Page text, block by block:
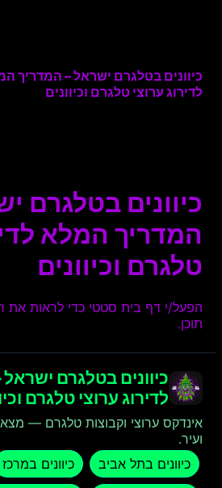
כיוונים בטלגרם ישראל – המדריך
לדירוג ערוצי טלגרם וכיוונים
כיוונים בטלגרם
המדריך המלא
טלגרם וכיוונים
הפעל/י דף בית סטטי כדי לראות את
תוכן.
כיוונים בטלגרם
לדירוג ערוצי טלגרם
אינדקס ערוצי וקבוצות טלגרם — מצאו
ועיר.
כיוונים בתל אביב
כיוונים במרכז